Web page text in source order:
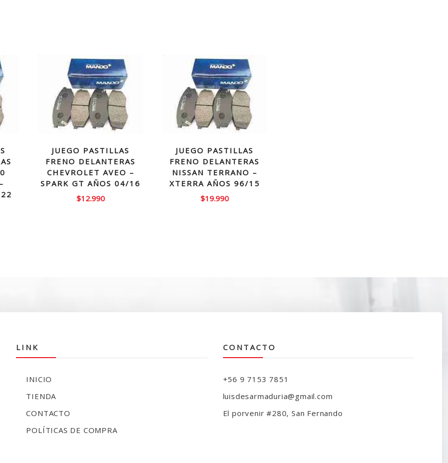
JUEGO PASTILLAS
FRENO DELANTERAS
CHEVROLET AVEO –
SPARK GT AÑOS 04/16
$12.990
JUEGO PASTILLAS
FRENO DELANTERAS
NISSAN TERRANO –
XTERRA AÑOS 96/15
$19.990
LINK
INICIO
TIENDA
CONTACTO
POLÍTICAS DE COMPRA
CONTACTO
+56 9 7153 7851
luisdesarmaduria@gmail.com
El porvenir #280, San Fernando